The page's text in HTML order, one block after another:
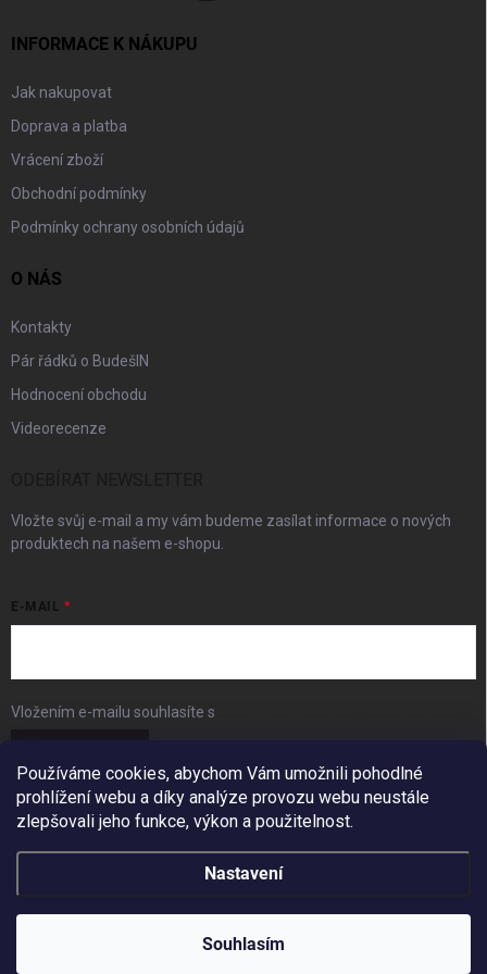
Používáme cookies, abychom Vám umožnili pohodlné
prohlížení webu a díky analýze provozu webu neustále
zlepšovali jeho funkce, výkon a použitelnost.
Nastavení
Souhlasím
INFORMACE K NÁKUPU
Jak nakupovat
Doprava a platba
Vrácení zboží
Obchodní podmínky
Podmínky ochrany osobních údajů
O NÁS
Kontakty
Pár řádků o BudešIN
Hodnocení obchodu
Videorecenze
Vložte svůj e-mail a my vám budeme zasílat informace o nových
produktech na našem e-shopu.
E-MAIL
Vložením e-mailu souhlasíte s
FACEBOOK
Copyright 2026BudešIN. Všechna práva vyhrazena.
Redesign by Filipesmedia 🧡